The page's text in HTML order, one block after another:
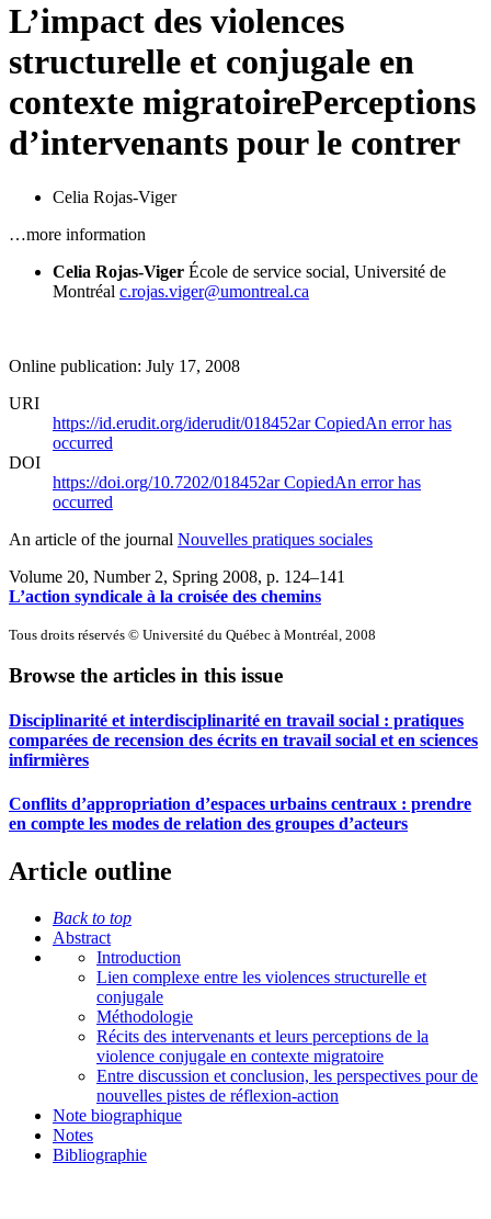
L’impact des violences
structurelle et conjugale en
contexte migratoirePerceptions
d’intervenants pour le contrer
Celia Rojas-Viger
…more information
Celia Rojas-Viger École de service social, Université de
Montréal c.rojas.viger@umontreal.ca
Online publication: July 17, 2008
URI
https://id.erudit.org/iderudit/018452arCopiedAn error has
occurred
DOI
https://doi.org/10.7202/018452arCopiedAn error has
occurred
An article of the journal Nouvelles pratiques sociales
Volume 20, Number 2, Spring 2008, p. 124–141
L’action syndicale à la croisée des chemins
Tous droits réservés © Université du Québec à Montréal, 2008
Browse the articles in this issue
Disciplinarité et interdisciplinarité en travail social : pratiques
comparées de recension des écrits en travail social et en sciences
infirmières
Conflits d’appropriation d’espaces urbains centraux : prendre
en compte les modes de relation des groupes d’acteurs
Article outline
Back to top
Abstract
Introduction
Lien complexe entre les violences structurelle et
conjugale
Méthodologie
Récits des intervenants et leurs perceptions de la
violence conjugale en contexte migratoire
Entre discussion et conclusion, les perspectives pour de
nouvelles pistes de réflexion-action
Note biographique
Notes
Bibliographie